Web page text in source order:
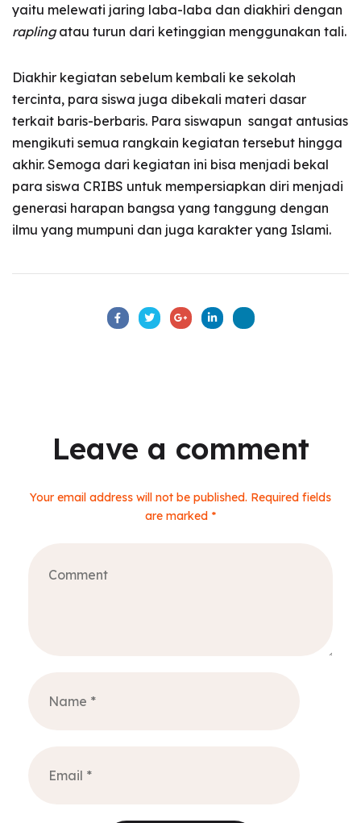
yaitu melewati jaring laba-laba dan diakhiri dengan
raplingatau turun dari ketinggian menggunakan tali.
Diakhir kegiatan sebelum kembali ke sekolah
tercinta, para siswa juga dibekali materi dasar
terkait baris-berbaris. Para siswapun sangat antusias
mengikuti semua rangkain kegiatan tersebut hingga
akhir. Semoga dari kegiatan ini bisa menjadi bekal
para siswa CRIBS untuk mempersiapkan diri menjadi
generasi harapan bangsa yang tanggung dengan
ilmu yang mumpuni dan juga karakter yang Islami.
Leave a comment
Your email address will not be published. Required fields
are marked *